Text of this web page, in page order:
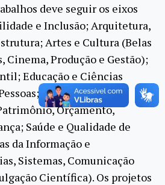
deve seguir os eixos
e Inclusão; Arquitetura,
Artes e Cultura (Belas
Cinema, Produção e Gestão);
Educação e Ciências
Meio Ambiente e
Orçamento,
Saúde e Qualidade de
da Informação e
Sistemas, Comunicação
Científica). Os projetos